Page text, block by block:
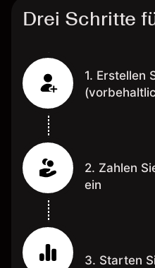
Drei Schritte
1. Erstellen
2. Zahlen
ein
3. Starten